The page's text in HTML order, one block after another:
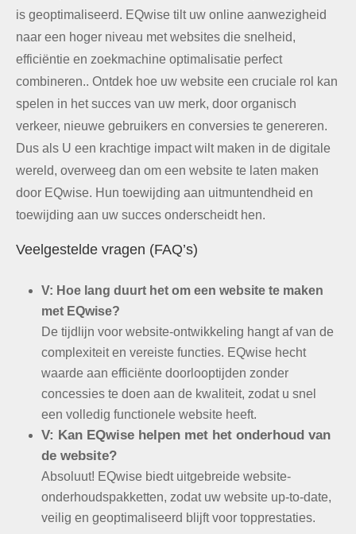
is geoptimaliseerd. EQwise tilt uw online aanwezigheid
naar een hoger niveau met websites die snelheid,
efficiëntie en zoekmachine optimalisatie perfect
combineren.. Ontdek hoe uw website een cruciale rol kan
spelen in het succes van uw merk, door organisch
verkeer, nieuwe gebruikers en conversies te genereren.
Dus als U een krachtige impact wilt maken in de digitale
wereld, overweeg dan om een ​​website te laten maken
door EQwise. Hun toewijding aan uitmuntendheid en
toewijding aan uw succes onderscheidt hen.
Veelgestelde vragen (FAQ’s)
V: Hoe lang duurt het om een ​​website te maken
met EQwise?
De tijdlijn voor website-ontwikkeling hangt af van de
complexiteit en vereiste functies. EQwise hecht
waarde aan efficiënte doorlooptijden zonder
concessies te doen aan de kwaliteit, zodat u snel
een volledig functionele website heeft.
V: Kan EQwise helpen met het onderhoud van
de website?
Absoluut! EQwise biedt uitgebreide website-
onderhoudspakketten, zodat uw website up-to-date,
veilig en geoptimaliseerd blijft voor topprestaties.